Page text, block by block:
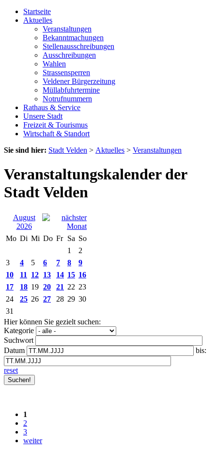
Startseite
Aktuelles
Veranstaltungen
Bekanntmachungen
Stellenausschreibungen
Ausschreibungen
Wahlen
Strassensperren
Veldener Bürgerzeitung
Müllabfuhrtermine
Notrufnummern
Rathaus & Service
Unsere Stadt
Freizeit & Tourismus
Wirtschaft & Standort
Sie sind hier: Stadt Velden > Aktuelles > Veranstaltungen
Veranstaltungskalender der
Stadt Velden
August
2026
Mo Di Mi Do Fr Sa So
1
2
3
4 5 6 7 8
9
10
11 12 13 14 15 16
17
18 19 20 21 22 23
24
25 26 27 28 29 30
31
Hier können Sie gezielt suchen:
Kategorie
Suchwort
Datum
bis:
reset
1
2
3
weiter